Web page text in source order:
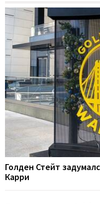
Голден Стейт
Карри